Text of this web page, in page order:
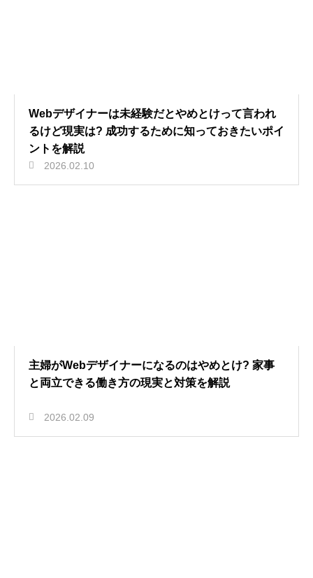
Webデザイナーは未経験だとやめとけって言われ
るけど現実は? 成功するために知っておきたいポイ
ントを解説
2026.02.10
主婦がWebデザイナーになるのはやめとけ? 家事
と両立できる働き方の現実と対策を解説
2026.02.09